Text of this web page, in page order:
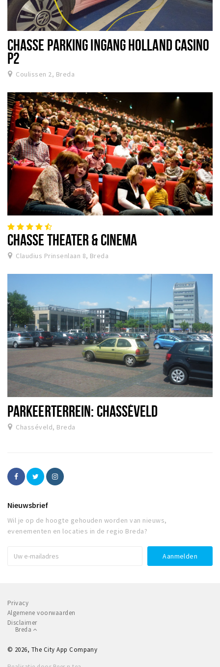
CHASSE PARKING INGANG HOLLAND CASINO
P2
Coulissen 2, Breda
CHASSE THEATER & CINEMA
Claudius Prinsenlaan 8, Breda
PARKEERTERREIN: CHASSÉVELD
Chasséveld, Breda
Nieuwsbrief
Wil je op de hoogte gehouden worden van nieuws,
evenementen en locaties in de regio Breda?
Privacy
Algemene voorwaarden
Disclaimer
Breda
© 2026, The City App Company